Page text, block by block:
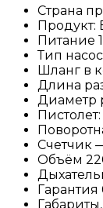
Страна
Продукт:
Питание
Тип
Шланг в
Длина
Диаметр
Счетчик
Объём
Габариты,